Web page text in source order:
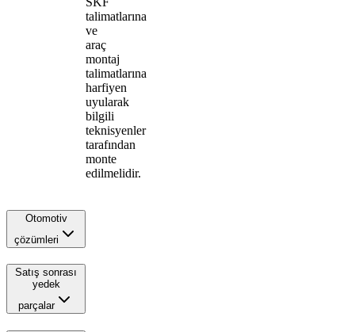
talimatlarına
ve
araç
montaj
talimatlarına
harfiyen
uyularak
bilgili
teknisyenler
tarafından
monte
edilmelidir.
Otomotiv
çözümleri
Satış sonrası
yedek
parçalar